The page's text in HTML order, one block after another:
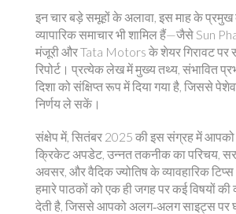
इन चार बड़े समूहों के अलावा, इस माह के
व्यापारिक समाचार भी शामिल हैं—जैसे Sun
मंजूरी और Tata Motors के शेयर गिरावट पर
रिपोर्ट। प्रत्येक लेख में मुख्य तथ्य, संभावित
दिशा को संक्षिप्त रूप में दिया गया है, जिससे
निर्णय ले सकें।
संक्षेप में, सितंबर 2025 की इस संग्रह में आपको
क्रिकेट अपडेट, उन्नत तकनीक का परिचय,
अवसर, और वैदिक ज्योतिष के व्यावहारिक
हमारे पाठकों को एक ही जगह पर कई विषयों की
देती है, जिससे आपको अलग‑अलग साइट्स पर